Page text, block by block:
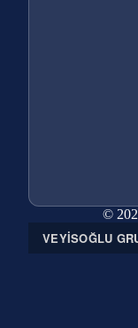
©
VEYISOĞLU